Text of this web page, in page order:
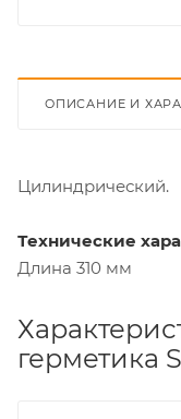
ОПИСАНИЕ И
Цилиндрический.
Технические
Длина 310 мм
герметика